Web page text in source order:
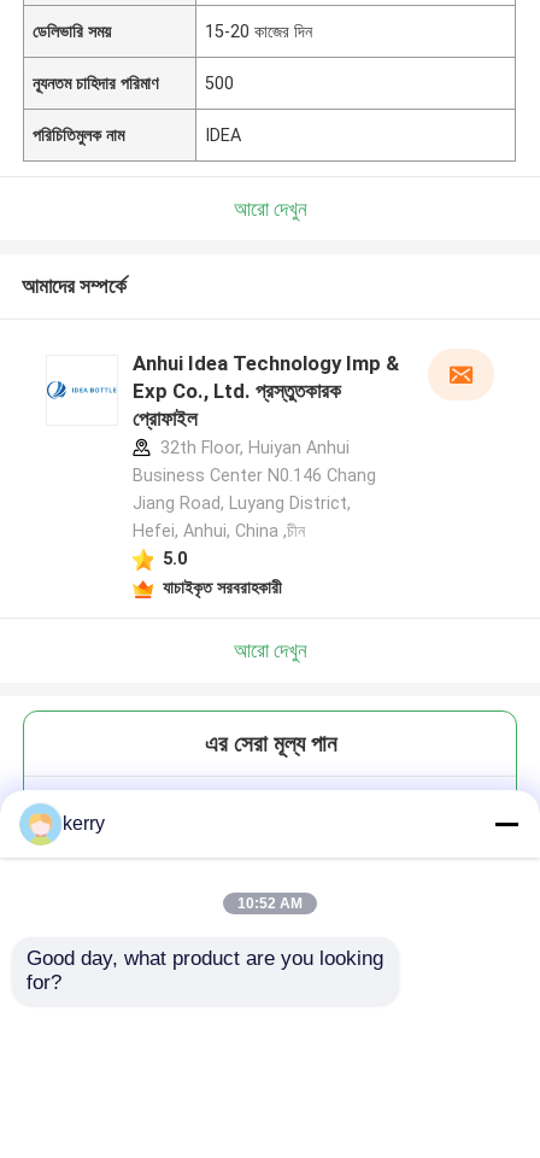
ডেলিভারি সময় 15-20 কাজের দিন
ন্যূনতম চাহিদার পরিমাণ 500
পরিচিতিমুলক নাম IDEA
আরো দেখুন
আমাদের সম্পর্কে
Anhui Idea Technology Imp &
Exp Co., Ltd. প্রস্তুতকারক
প্রোফাইল
32th Floor, Huiyan Anhui
Business Center N0.146 Chang
Jiang Road, Luyang District,
Hefei, Anhui, China ,চীন
5.0
যাচাইকৃত সরবরাহকারী
আরো দেখুন
এর সেরা মূল্য পান
kerry
10:52 AM
Good day, what product are you looking
for?